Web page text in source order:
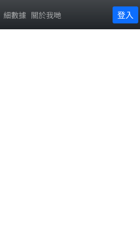
細數據 關於我哋 登入